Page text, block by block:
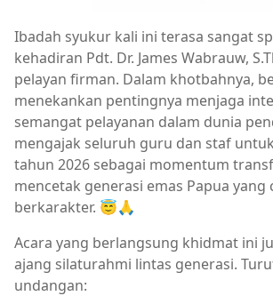
Ibadah syukur kali ini terasa sangat
kehadiran Pdt. Dr. James Wabrauw,
pelayan firman. Dalam khotbahnya,
menekankan pentingnya menjaga
semangat pelayanan dalam dunia
mengajak seluruh guru dan staf
tahun 2026 sebagai momentum
mencetak generasi emas Papua yang
berkarakter. 😇🙏
Acara yang berlangsung khidmat ini
ajang silaturahmi lintas generasi.
undangan: